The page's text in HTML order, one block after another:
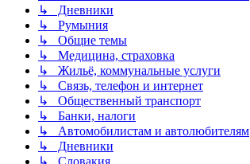
↳ Дневники
↳ Румыния
↳ Общие темы
↳ Медицина, страховка
↳ Жильё, коммунальные услуги
↳ Связь, телефон и интернет
↳ Общественный транспорт
↳ Банки, налоги
↳ Автомобилистам и автолюбителям
↳ Дневники
↳ Словакия